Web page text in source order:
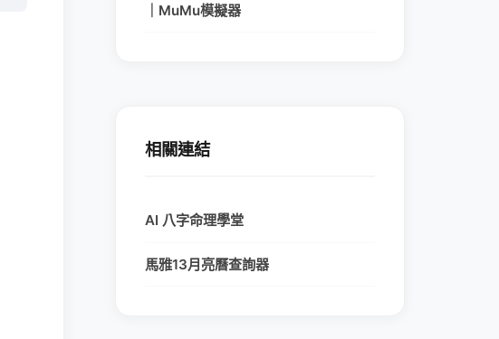
｜MuMu模擬器
相關連結
AI 八字命理學堂
馬雅13月亮曆查詢器